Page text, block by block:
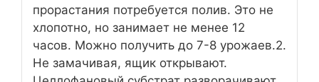
прорастания потребуется полив. Это не
хлопотно, но занимает не менее 12
часов. Можно получить до 7-8 урожаев.2.
Не замачивая, ящик открывают.